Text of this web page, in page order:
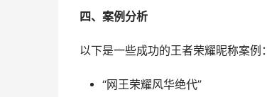
四、案例分析
以下是一些成功的王者荣耀昵称案例：
“网王荣耀风华绝代”